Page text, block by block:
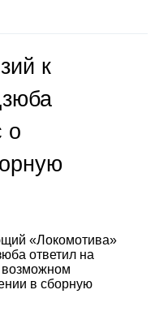
к
о
«Локомотива»
ответил на
возможном
в сборную